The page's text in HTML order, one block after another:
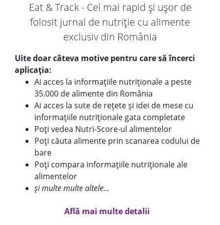
Eat & Track - Cel mai rapid și ușor de
folosit jurnal de nutriție cu alimente
exclusiv din România
Uite doar câteva motive pentru care să încerci
aplicația:
Ai acces la informațiile nutriționale a peste
35.000 de alimente din România
Ai acces la sute de rețete și idei de mese cu
informațiile nutriționale gata completate
Poți vedea Nutri-Score-ul alimentelor
Poți căuta alimente prin scanarea codului de
bare
Poți compara informațiile nutriționale ale
alimentelor
și multe multe altele...
Află mai multe detalii